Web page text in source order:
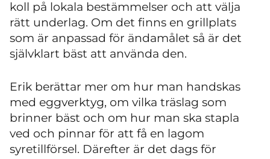
koll på lokala bestämmelser och att välja
rätt underlag. Om det finns en grillplats
som är anpassad för ändamålet så är det
självklart bäst att använda den.
Erik berättar mer om hur man handskas
med eggverktyg, om vilka träslag som
brinner bäst och om hur man ska stapla
ved och pinnar för att få en lagom
syretillförsel. Därefter är det dags för